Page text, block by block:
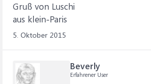
Gruß von Luschi
aus klein-Paris
5. Oktober 2015
Beverly
Erfahrener User